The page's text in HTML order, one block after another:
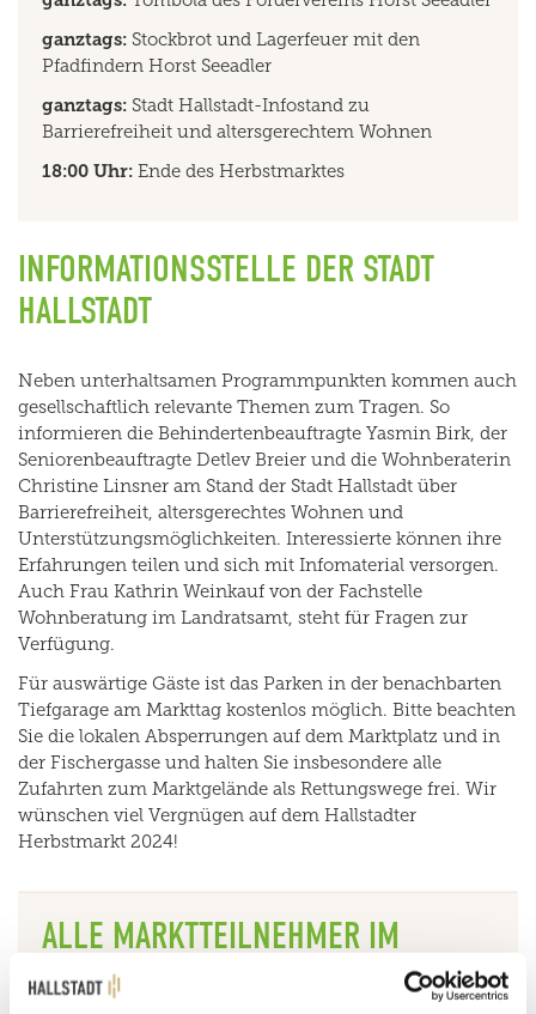
ganztags: Stockbrot und Lagerfeuer mit den
Pfadfindern Horst Seeadler
ganztags: Stadt Hallstadt-Infostand zu
Barrierefreiheit und altersgerechtem Wohnen
18:00 Uhr: Ende des Herbstmarktes
INFORMATIONSSTELLE DER STADT
HALLSTADT
Neben unterhaltsamen Programmpunkten kommen auch
gesellschaftlich relevante Themen zum Tragen. So
informieren die Behindertenbeauftragte Yasmin Birk, der
Seniorenbeauftragte Detlev Breier und die Wohnberaterin
Christine Linsner am Stand der Stadt Hallstadt über
Barrierefreiheit, altersgerechtes Wohnen und
Unterstützungsmöglichkeiten. Interessierte können ihre
Erfahrungen teilen und sich mit Infomaterial versorgen.
Auch Frau Kathrin Weinkauf von der Fachstelle
Wohnberatung im Landratsamt, steht für Fragen zur
Verfügung.
Für auswärtige Gäste ist das Parken in der benachbarten
Tiefgarage am Markttag kostenlos möglich. Bitte beachten
Sie die lokalen Absperrungen auf dem Marktplatz und in
der Fischergasse und halten Sie insbesondere alle
Zufahrten zum Marktgelände als Rettungswege frei. Wir
wünschen viel Vergnügen auf dem Hallstadter
Herbstmarkt 2024!
ALLE MARKTTEILNEHMER IM
ÜBERBLICK: